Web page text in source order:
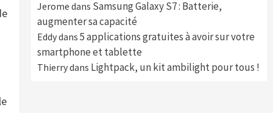
Jerome dans Samsung Galaxy S7 : Batterie,
augmenter sa capacité
Eddydans 5 applications gratuites à avoir sur votre
smartphone et tablette
Thierrydans Lightpack, un kit ambilight pour tous !